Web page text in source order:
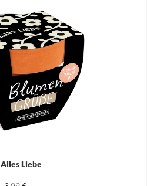
Alles Liebe